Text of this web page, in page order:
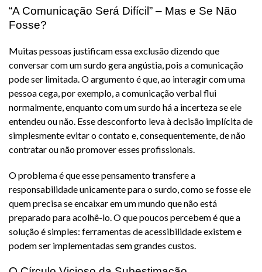
“A Comunicação Será Difícil” – Mas e Se Não
Fosse?
Muitas pessoas justificam essa exclusão dizendo que
conversar com um surdo gera angústia, pois a comunicação
pode ser limitada. O argumento é que, ao interagir com uma
pessoa cega, por exemplo, a comunicação verbal flui
normalmente, enquanto com um surdo há a incerteza se ele
entendeu ou não. Esse desconforto leva à decisão implícita de
simplesmente evitar o contato e, consequentemente, de não
contratar ou não promover esses profissionais.
O problema é que esse pensamento transfere a
responsabilidade unicamente para o surdo, como se fosse ele
quem precisa se encaixar em um mundo que não está
preparado para acolhê-lo. O que poucos percebem é que a
solução é simples: ferramentas de acessibilidade existem e
podem ser implementadas sem grandes custos.